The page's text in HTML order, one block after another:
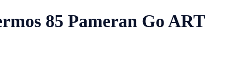
85 Pameran Go ART